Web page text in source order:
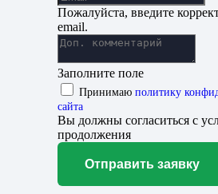
Пожалуйста, введите
email.
Заполните поле
Принимаю политику
сайта
Вы должны согласиться с
продолжения
Отправить заявку